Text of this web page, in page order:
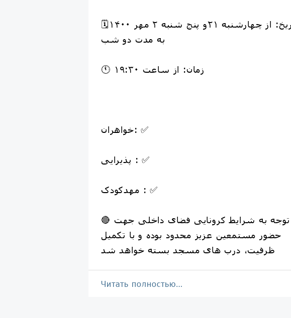
🗓تاریخ: از چهارشنبه ۲۱و پنج شنبه ۲ مهر ۱۴۰۰
به مدت دو شب
🕚 زمان: از ساعت ۱۹:۳۰
خواهران: ✅
پذیرایی : ✅
مهدکودک : ✅
🔴 با توجه به شرایط کرونایی فضای داخلی جهت
حضور مستمعین عزیز محدود بوده و با تکمیل
ظرفیت، درب های مسجد بسته خواهد شد
Читать полностью…